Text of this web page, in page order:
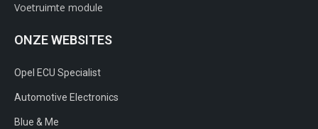
Voetruimte module
ONZE WEBSITES
Opel ECU Specialist
Automotive Electronics
Blue & Me